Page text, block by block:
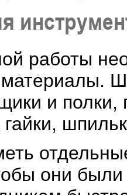
работы
и полки,
они